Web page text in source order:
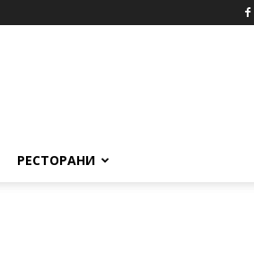
РЕСТОРАНИ